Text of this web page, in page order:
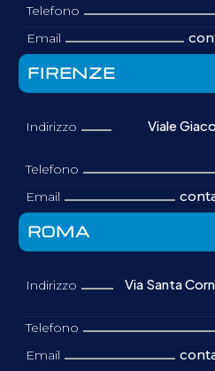
Telefono
Email
FIRENZE
Indirizzo
Viale
Telefono
Email
ROMA
Indirizzo
Via Santa
Telefono
Email